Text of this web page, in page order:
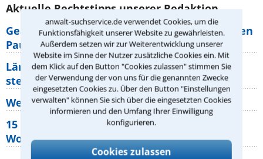
anwalt-suchservice.de verwendet Cookies, um die
Funktionsfähigkeit unserer Website zu gewährleisten.
Außerdem setzen wir zur Weiterentwicklung unserer
Website im Sinne der Nutzer zusätzliche Cookies ein. Mit
dem Klick auf den Button "Cookies zulassen" stimmen Sie
der Verwendung der von uns für die genannten Zwecke
eingesetzten Cookies zu. Über den Button "Einstellungen
verwalten" können Sie sich über die eingesetzten Cookies
informieren und den Umfang Ihrer Einwilligung
konfigurieren.
Cookies zulassen
Aktuelle Rechtstipps unserer Redaktion
Geänderte Abflugzeiten: Welche Rechte haben
Pauschalurlauber?
Lärm von den Nachbarn: Welche Rechte
stehen mir zu?
Wer muss Zweitwohnungssteuer zahlen?
15 elementare Rechte, die jeder
Wohnungseigentümer kennen sollte